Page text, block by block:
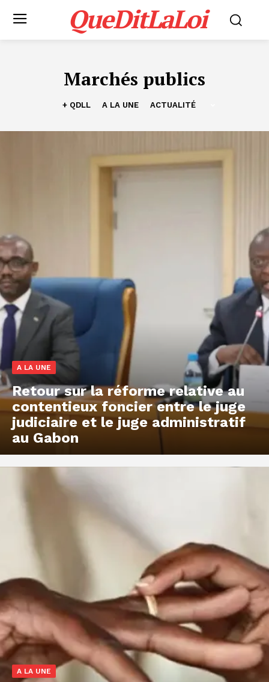
QueDitLaLoi
Marchés publics
+ QDLL A LA UNE ACTUALITÉ
A LA UNE
Retour sur la réforme relative au
contentieux foncier entre le juge
judiciaire et le juge administratif
au Gabon
A LA UNE